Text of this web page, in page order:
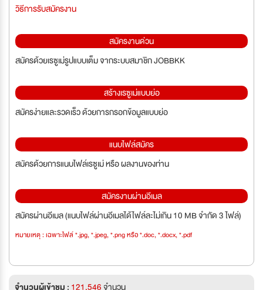
วิธีการรับสมัครงาน
สมัครงานด่วน
สมัครด้วยเรซูเม่รูปแบบเต็ม จากระบบสมาชิก JOBBKK
สร้างเรซูเม่แบบย่อ
สมัครง่ายและรวดเร็ว ด้วยการกรอกข้อมูลแบบย่อ
แนบไฟล์สมัคร
สมัครด้วยการแนบไฟล์เรซูเม่ หรือ ผลงานของท่าน
สมัครงานผ่านอีเมล
สมัครผ่านอีเมล (แนบไฟล์ผ่านอีเมลได้ไฟล์ละไม่เกิน 10 MB จำกัด 3 ไฟล์)
หมายเหตุ : เฉพาะไฟล์ *.jpg, *.jpeg, *.png หรือ *.doc, *.docx, *.pdf
จำนวนผู้เข้าชม : 121,546จำนวน